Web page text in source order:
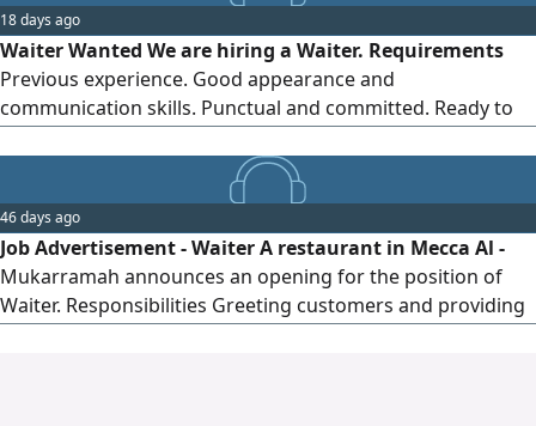
18 days ago
Waiter Wanted We are hiring a Waiter. Requirements
Previous experience. Good appearance and
communication skills. Punctual and committed. Ready to
candidates will be contacted
46 days ago
Job Advertisement - Waiter A restaurant in Mecca Al -
Mukarramah announces an opening for the position of
Waiter. Responsibilities Greeting customers and providing